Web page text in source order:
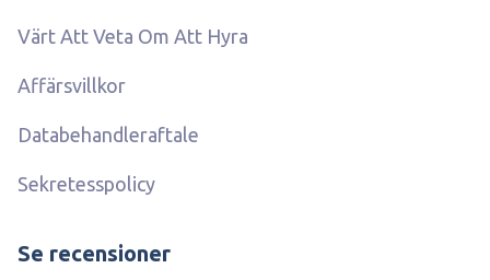
Värt Att Veta Om Att Hyra
Affärsvillkor
Databehandleraftale
Sekretesspolicy
Se recensioner